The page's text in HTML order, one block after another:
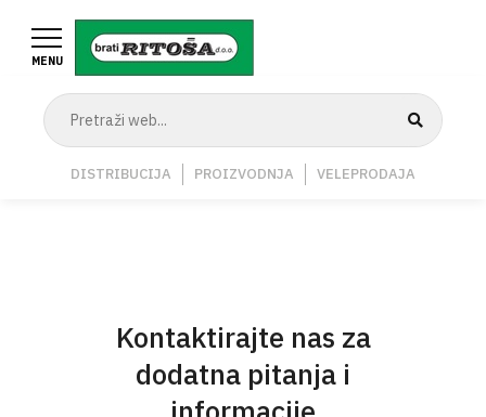
glavni
Navigation
DISTRIBUCIJA PROIZVODNJA VELEPRODAJA
MENU
Kontaktirajte nas za
dodatna pitanja i